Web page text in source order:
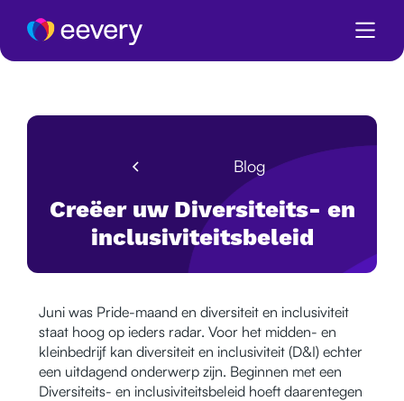
Blog
Creëer uw Diversiteits- en
inclusiviteitsbeleid
Juni was Pride-maand en diversiteit en inclusiviteit
staat hoog op ieders radar. Voor het midden- en
kleinbedrijf kan diversiteit en inclusiviteit (D&I) echter
een uitdagend onderwerp zijn. Beginnen met een
Diversiteits- en inclusiviteitsbeleid hoeft daarentegen